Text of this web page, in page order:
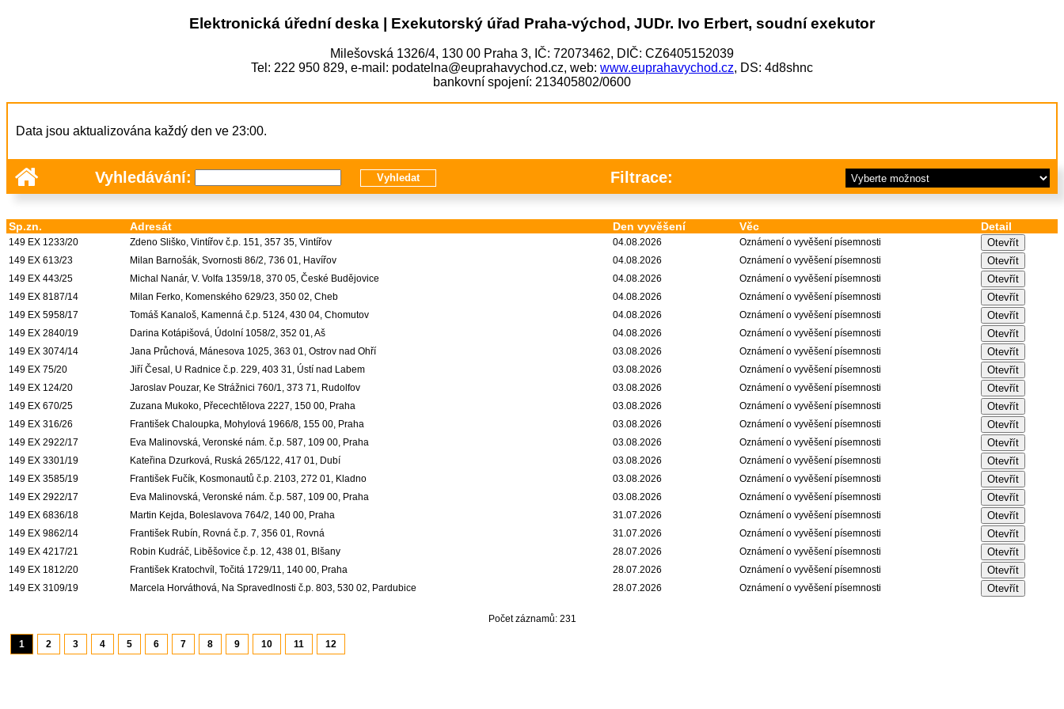
Elektronická úřední deska | Exekutorský úřad Praha-východ, JUDr. Ivo Erbert, soudní exekutor
Milešovská 1326/4, 130 00 Praha 3, IČ: 72073462, DIČ: CZ6405152039
Tel: 222 950 829, e-mail: podatelna@euprahavychod.cz, web: www.euprahavychod.cz, DS: 4d8shnc
bankovní spojení: 213405802/0600
Data jsou aktualizována každý den ve 23:00.
Vyhledávání: Filtrace:
Sp.zn. Adresát Den vyvěšení Věc Detail
149 EX 1233/20 Zdeno Sliško, Vintířov č.p. 151, 357 35, Vintířov 04.08.2026
Oznámení o vyvěšení písemnosti
149 EX 613/23
Milan Barnošák, Svornosti 86/2, 736 01, Havířov 04.08.2026
Oznámení o vyvěšení písemnosti
149 EX 443/25
Michal Nanár, V. Volfa 1359/18, 370 05, České Budějovice 04.08.2026
Oznámení o vyvěšení písemnosti
149 EX 8187/14
Milan Ferko, Komenského 629/23, 350 02, Cheb 04.08.2026
Oznámení o vyvěšení písemnosti
149 EX 5958/17
Tomáš Kanaloš, Kamenná č.p. 5124, 430 04, Chomutov 04.08.2026
Oznámení o vyvěšení písemnosti
149 EX 2840/19
Darina Kotápišová, Údolní 1058/2, 352 01, Aš 04.08.2026
Oznámení o vyvěšení písemnosti
149 EX 3074/14
Jana Průchová, Mánesova 1025, 363 01, Ostrov nad Ohří 03.08.2026
Oznámení o vyvěšení písemnosti
149 EX 75/20
Jiří Česal, U Radnice č.p. 229, 403 31, Ústí nad Labem 03.08.2026
Oznámení o vyvěšení písemnosti
149 EX 124/20
Jaroslav Pouzar, Ke Strážnici 760/1, 373 71, Rudolfov 03.08.2026
Oznámení o vyvěšení písemnosti
149 EX 670/25
Zuzana Mukoko, Přecechtělova 2227, 150 00, Praha 03.08.2026
Oznámení o vyvěšení písemnosti
149 EX 316/26
František Chaloupka, Mohylová 1966/8, 155 00, Praha 03.08.2026
Oznámení o vyvěšení písemnosti
149 EX 2922/17
Eva Malinovská, Veronské nám. č.p. 587, 109 00, Praha 03.08.2026
Oznámení o vyvěšení písemnosti
149 EX 3301/19
Kateřina Dzurková, Ruská 265/122, 417 01, Dubí 03.08.2026
Oznámení o vyvěšení písemnosti
149 EX 3585/19
František Fučík, Kosmonautů č.p. 2103, 272 01, Kladno 03.08.2026
Oznámení o vyvěšení písemnosti
149 EX 2922/17
Eva Malinovská, Veronské nám. č.p. 587, 109 00, Praha 03.08.2026
Oznámení o vyvěšení písemnosti
149 EX 6836/18
Martin Kejda, Boleslavova 764/2, 140 00, Praha 31.07.2026
Oznámení o vyvěšení písemnosti
149 EX 9862/14
František Rubín, Rovná č.p. 7, 356 01, Rovná 31.07.2026
Oznámení o vyvěšení písemnosti
149 EX 4217/21
Robin Kudráč, Liběšovice č.p. 12, 438 01, Blšany 28.07.2026
Oznámení o vyvěšení písemnosti
149 EX 1812/20
František Kratochvíl, Točitá 1729/11, 140 00, Praha 28.07.2026
Oznámení o vyvěšení písemnosti
149 EX 3109/19
Marcela Horváthová, Na Spravedlnosti č.p. 803, 530 02, Pardubice 28.07.2026 Oznámení o vyvěšení písemnosti
Počet záznamů: 231
1 2 3 4 5 6 7 8 9 10 11 12